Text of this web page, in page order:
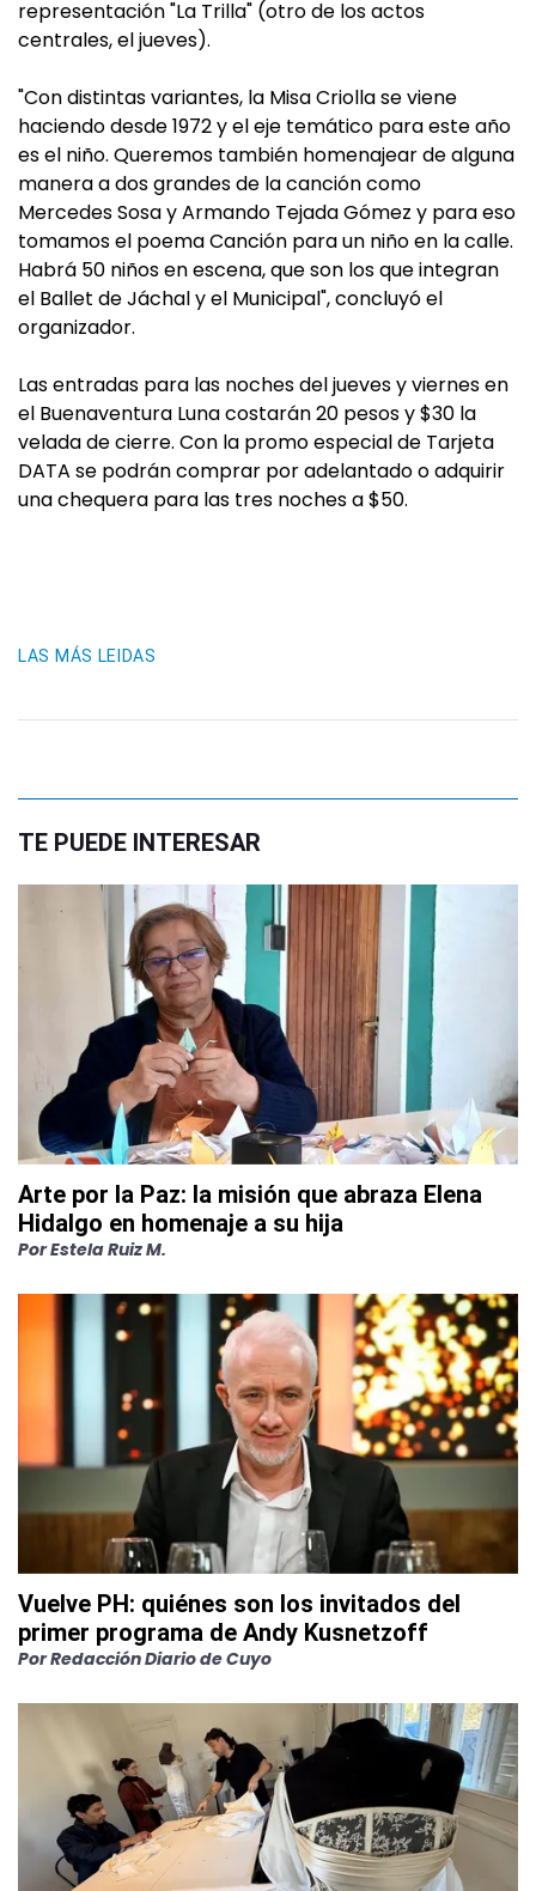
representación "La Trilla" (otro de los actos
centrales, el jueves).
"Con distintas variantes, la Misa Criolla se viene
haciendo desde 1972 y el eje temático para este año
es el niño. Queremos también homenajear de alguna
manera a dos grandes de la canción como
Mercedes Sosa y Armando Tejada Gómez y para eso
tomamos el poema Canción para un niño en la calle.
Habrá 50 niños en escena, que son los que integran
el Ballet de Jáchal y el Municipal", concluyó el
organizador.
Las entradas para las noches del jueves y viernes en
el Buenaventura Luna costarán 20 pesos y $30 la
velada de cierre. Con la promo especial de Tarjeta
DATA se podrán comprar por adelantado o adquirir
una chequera para las tres noches a $50.
LAS MÁS LEIDAS
TE PUEDE INTERESAR
Arte por la Paz: la misión que abraza Elena
Hidalgo en homenaje a su hija
PorEstela Ruiz M.
Vuelve PH: quiénes son los invitados del
primer programa de Andy Kusnetzoff
PorRedacción Diario de Cuyo